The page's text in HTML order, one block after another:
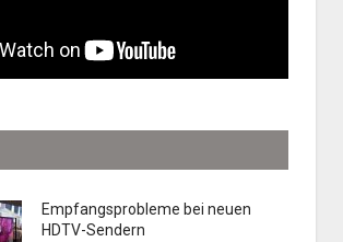
Empfangsprobleme bei neuen
HDTV-Sendern